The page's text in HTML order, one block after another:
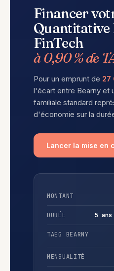
Financer
Quantitative
FinTech
à 0,90 % de
Pour un emprunt de 27
l'écart entre Bearny et
familiale standard
d'économie sur la
Lancer la mise en
MONTANT
DURÉE 5
TAEG BEARNY
MENSUALITÉ